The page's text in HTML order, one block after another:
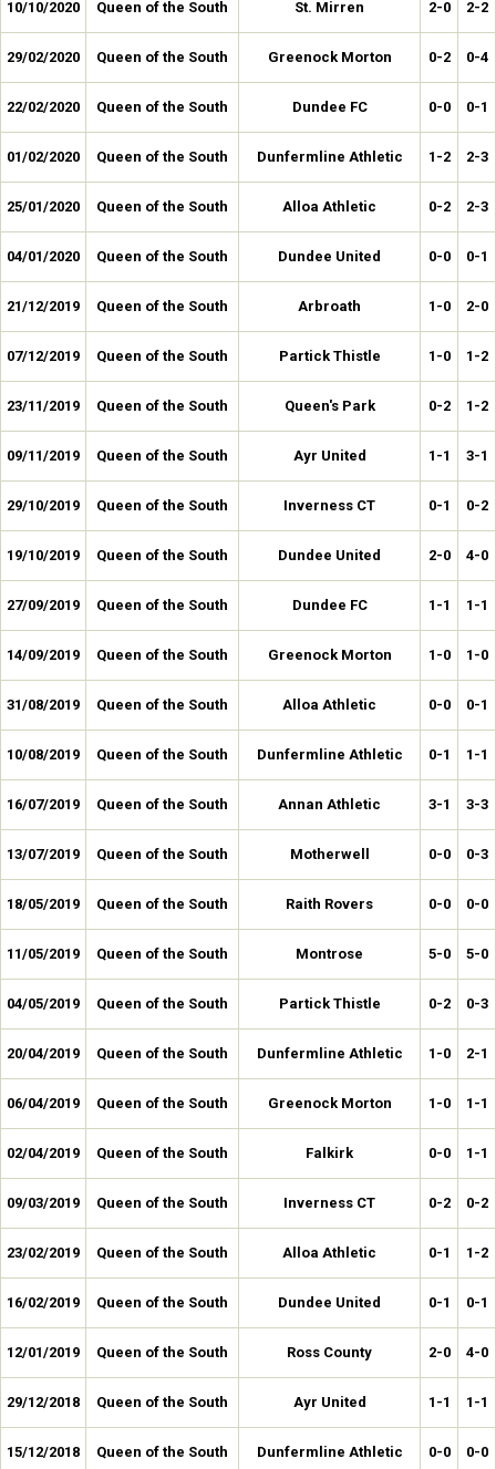
10/10/2020 Queen of the South St. Mirren 2-0 2-2
29/02/2020 Queen of the South Greenock Morton 0-2 0-4
22/02/2020 Queen of the South Dundee FC 0-0 0-1
01/02/2020 Queen of the South Dunfermline Athletic 1-2 2-3
25/01/2020 Queen of the South Alloa Athletic 0-2 2-3
04/01/2020 Queen of the South Dundee United 0-0 0-1
21/12/2019 Queen of the South Arbroath 1-0 2-0
07/12/2019 Queen of the South Partick Thistle 1-0 1-2
23/11/2019 Queen of the South Queen's Park 0-2 1-2
09/11/2019 Queen of the South Ayr United 1-1 3-1
29/10/2019 Queen of the South Inverness CT 0-1 0-2
19/10/2019 Queen of the South Dundee United 2-0 4-0
27/09/2019 Queen of the South Dundee FC 1-1 1-1
14/09/2019 Queen of the South Greenock Morton 1-0 1-0
31/08/2019 Queen of the South Alloa Athletic 0-0 0-1
10/08/2019 Queen of the South Dunfermline Athletic 0-1 1-1
16/07/2019 Queen of the South Annan Athletic 3-1 3-3
13/07/2019 Queen of the South Motherwell 0-0 0-3
18/05/2019 Queen of the South Raith Rovers 0-0 0-0
11/05/2019 Queen of the South Montrose 5-0 5-0
04/05/2019 Queen of the South Partick Thistle 0-2 0-3
20/04/2019 Queen of the South Dunfermline Athletic 1-0 2-1
06/04/2019 Queen of the South Greenock Morton 1-0 1-1
02/04/2019 Queen of the South Falkirk 0-0 1-1
09/03/2019 Queen of the South Inverness CT 0-2 0-2
23/02/2019 Queen of the South Alloa Athletic 0-1 1-2
16/02/2019 Queen of the South Dundee United 0-1 0-1
12/01/2019 Queen of the South Ross County 2-0 4-0
29/12/2018 Queen of the South Ayr United 1-1 1-1
15/12/2018 Queen of the South Dunfermline Athletic 0-0 0-0